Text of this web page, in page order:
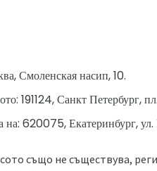
Смоленская насип, 10.
191124, Санкт Петербург,
на: 620075, Екатеринбург,
също не съществува,